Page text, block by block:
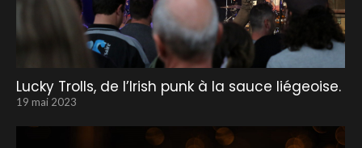
Lucky Trolls, de l’Irish punk à la sauce liégeoise.
19 mai 2023